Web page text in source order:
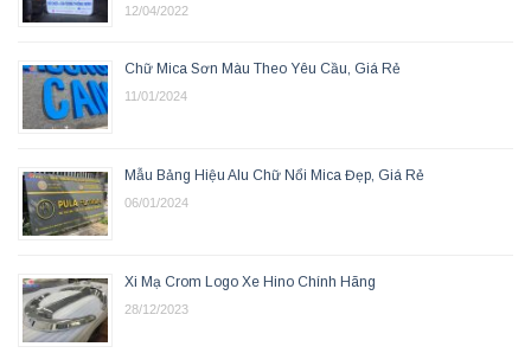
12/04/2022
Chữ Mica Sơn Màu Theo Yêu Cầu, Giá Rẻ
11/01/2024
Mẫu Bảng Hiệu Alu Chữ Nổi Mica Đẹp, Giá Rẻ
06/01/2024
Xi Mạ Crom Logo Xe Hino Chính Hãng
28/12/2023